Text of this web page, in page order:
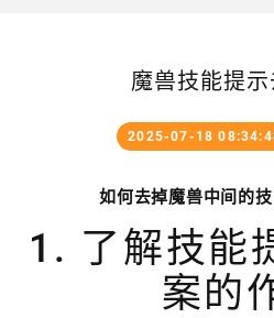
魔兽技能提
2025-07-18
如何去掉魔兽中间的
1. 了解技能
案的